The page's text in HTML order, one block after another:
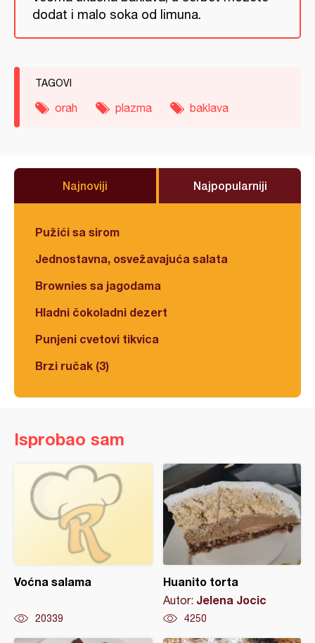
dodat i malo soka od limuna.
TAGOVI
orah plazma baklava
Najnoviji Najpopularniji
Pužići sa sirom
Jednostavna, osvežavajuća salata
Brownies sa jagodama
Hladni čokoladni dezert
Punjeni cvetovi tikvica
Brzi ručak (3)
Isprobao sam
Voćna salama
20339
Huanito torta
Autor: Jelena Jocic
4250